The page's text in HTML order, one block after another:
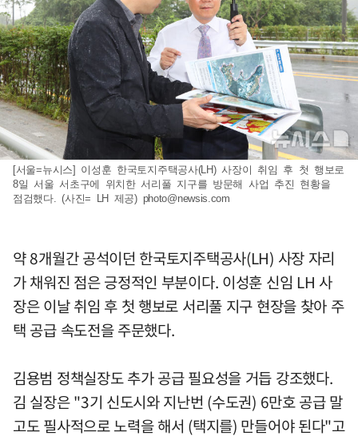
[서울=뉴시스] 이성훈 한국토지주택공사(LH) 사장이 취임 후 첫 행보로
8일 서울 서초구에 위치한 서리풀 지구를 방문해 사업 추진 현황을
점검했다. (사진= LH 제공) photo@newsis.com
약 8개월간 공석이던 한국토지주택공사(LH) 사장 자리
가 채워진 점은 긍정적인 부분이다. 이성훈 신임 LH 사
장은 이날 취임 후 첫 행보로 서리풀 지구 현장을 찾아 주
택 공급 속도전을 주문했다.
김용범 정책실장도 추가 공급 필요성을 거듭 강조했다.
김 실장은 "3기 신도시와 지난번 (수도권) 6만호 공급 말
고도 필사적으로 노력을 해서 (택지를) 만들어야 된다"고